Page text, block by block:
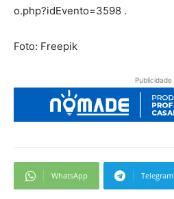
o.php?idEvento=3598 .
Foto: Freepik
Publicidade
WhatsApp Telegram